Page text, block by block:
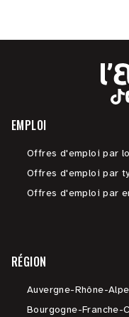
EMPLOI
Offres d'emploi par
Offres d'emploi par
Offres d'emploi par
RÉGION
Auvergne-Rhône-
Bourgogne-Franche-